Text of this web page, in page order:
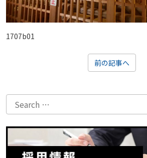
1707b01
前の記事へ